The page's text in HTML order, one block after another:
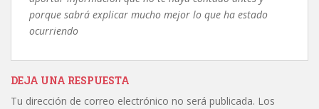
porque sabrá explicar mucho mejor lo que ha estado
ocurriendo
DEJA UNA RESPUESTA
Tu dirección de correo electrónico no será publicada. Los